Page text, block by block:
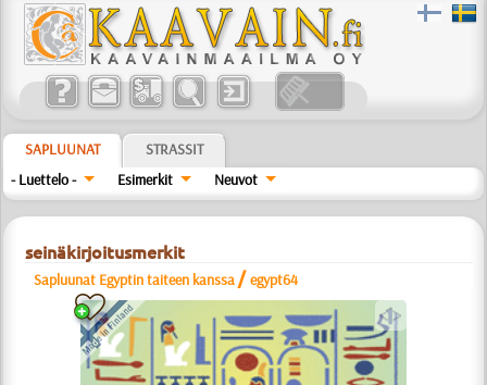
SAPLUUNAT
STRASSIT
- Luettelo -
Esimerkit Neuvot
seinäkirjoitusmerkit
Sapluunat Egyptin taiteen kanssa /egypt64
a